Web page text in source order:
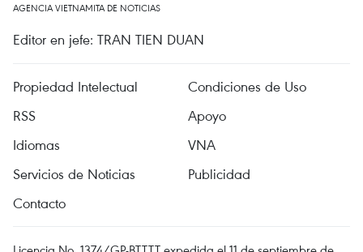
AGENCIA VIETNAMITA DE NOTICIAS
Editor en jefe: TRAN TIEN DUAN
Propiedad Intelectual
Condiciones de Uso
RSS
Apoyo
Idiomas
VNA
Servicios de Noticias
Publicidad
Contacto